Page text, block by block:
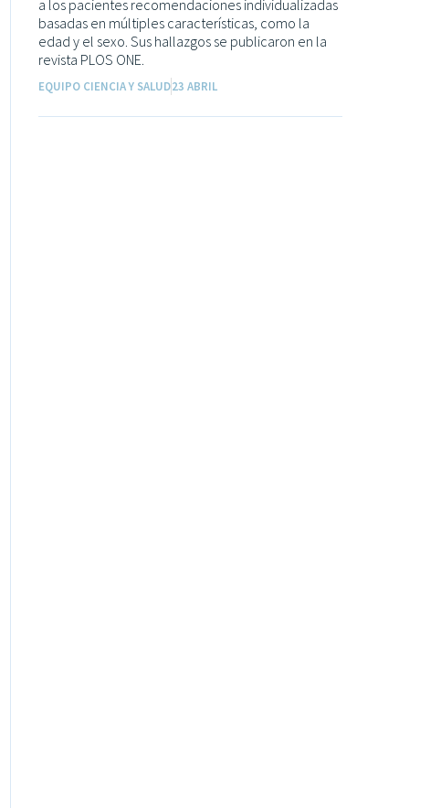
a los pacientes recomendaciones individualizadas
basadas en múltiples características, como la
edad y el sexo. Sus hallazgos se publicaron en la
revista PLOS ONE.
EQUIPO CIENCIA Y SALUD23 ABRIL